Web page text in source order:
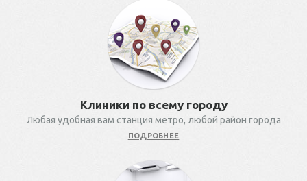
Клиники по всему городу
Любая удобная вам станция метро, любой район города
ПОДРОБНЕЕ